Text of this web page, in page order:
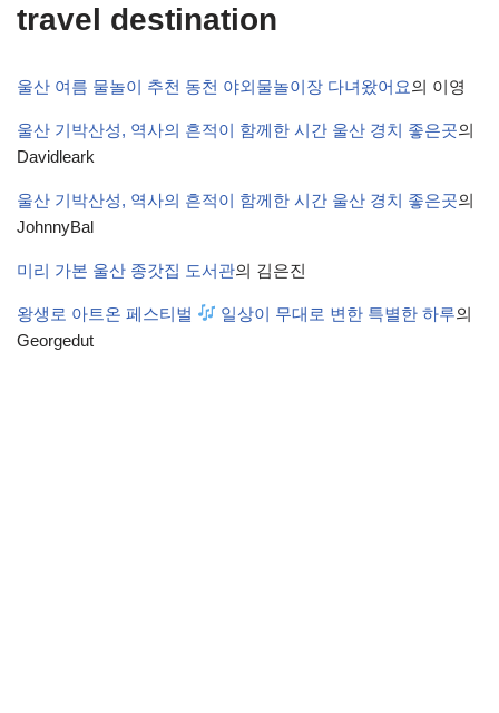
travel destination
울산 여름 물놀이 추천 동천 야외물놀이장 다녀왔어요의 이영
울산 기박산성, 역사의 흔적이 함께한 시간 울산 경치 좋은곳의
Davidleark
울산 기박산성, 역사의 흔적이 함께한 시간 울산 경치 좋은곳의
JohnnyBal
미리 가본 울산 종갓집 도서관의 김은진
왕생로 아트온 페스티벌 일상이 무대로 변한 특별한 하루의
Georgedut